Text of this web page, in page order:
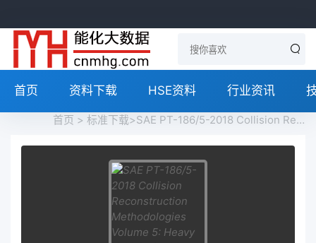
首页 资料下载 HSE资料 行业资讯
首页 > 标准下载>SAE PT-186/5-2018 Collision Reconstruction Methodologies Volume 5: Heavy Vehicle Accident Reconstruction免费下载